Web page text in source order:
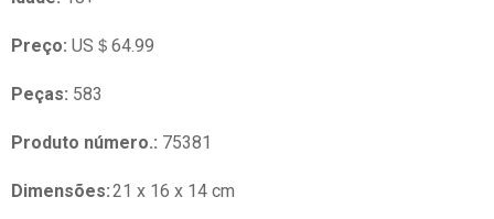
Preço: US＄64.99
Peças: 583
Produto número.: 75381
Dimensões:21 x 16 x 14 cm